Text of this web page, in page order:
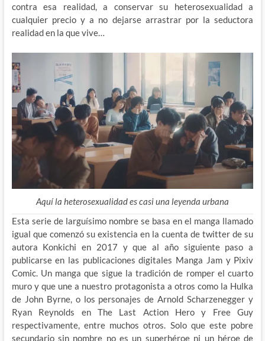
contra esa realidad, a conservar su heterosexualidad a
cualquier precio y a no dejarse arrastrar por la seductora
realidad en la que vive…
Aquí la heterosexualidad es casi una leyenda urbana
Esta serie de larguísimo nombre se basa en el manga llamado
igual que comenzó su existencia en la cuenta de twitter de su
autora Konkichi en 2017 y que al año siguiente paso a
publicarse en las publicaciones digitales Manga Jam y Pixiv
Comic. Un manga que sigue la tradición de romper el cuarto
muro y que une a nuestro protagonista a otros como la Hulka
de John Byrne, o los personajes de Arnold Scharzenegger y
Ryan Reynolds en The Last Action Hero y Free Guy
respectivamente, entre muchos otros. Solo que este pobre
secundario sin nombre no es un superhéroe ni un héroe de